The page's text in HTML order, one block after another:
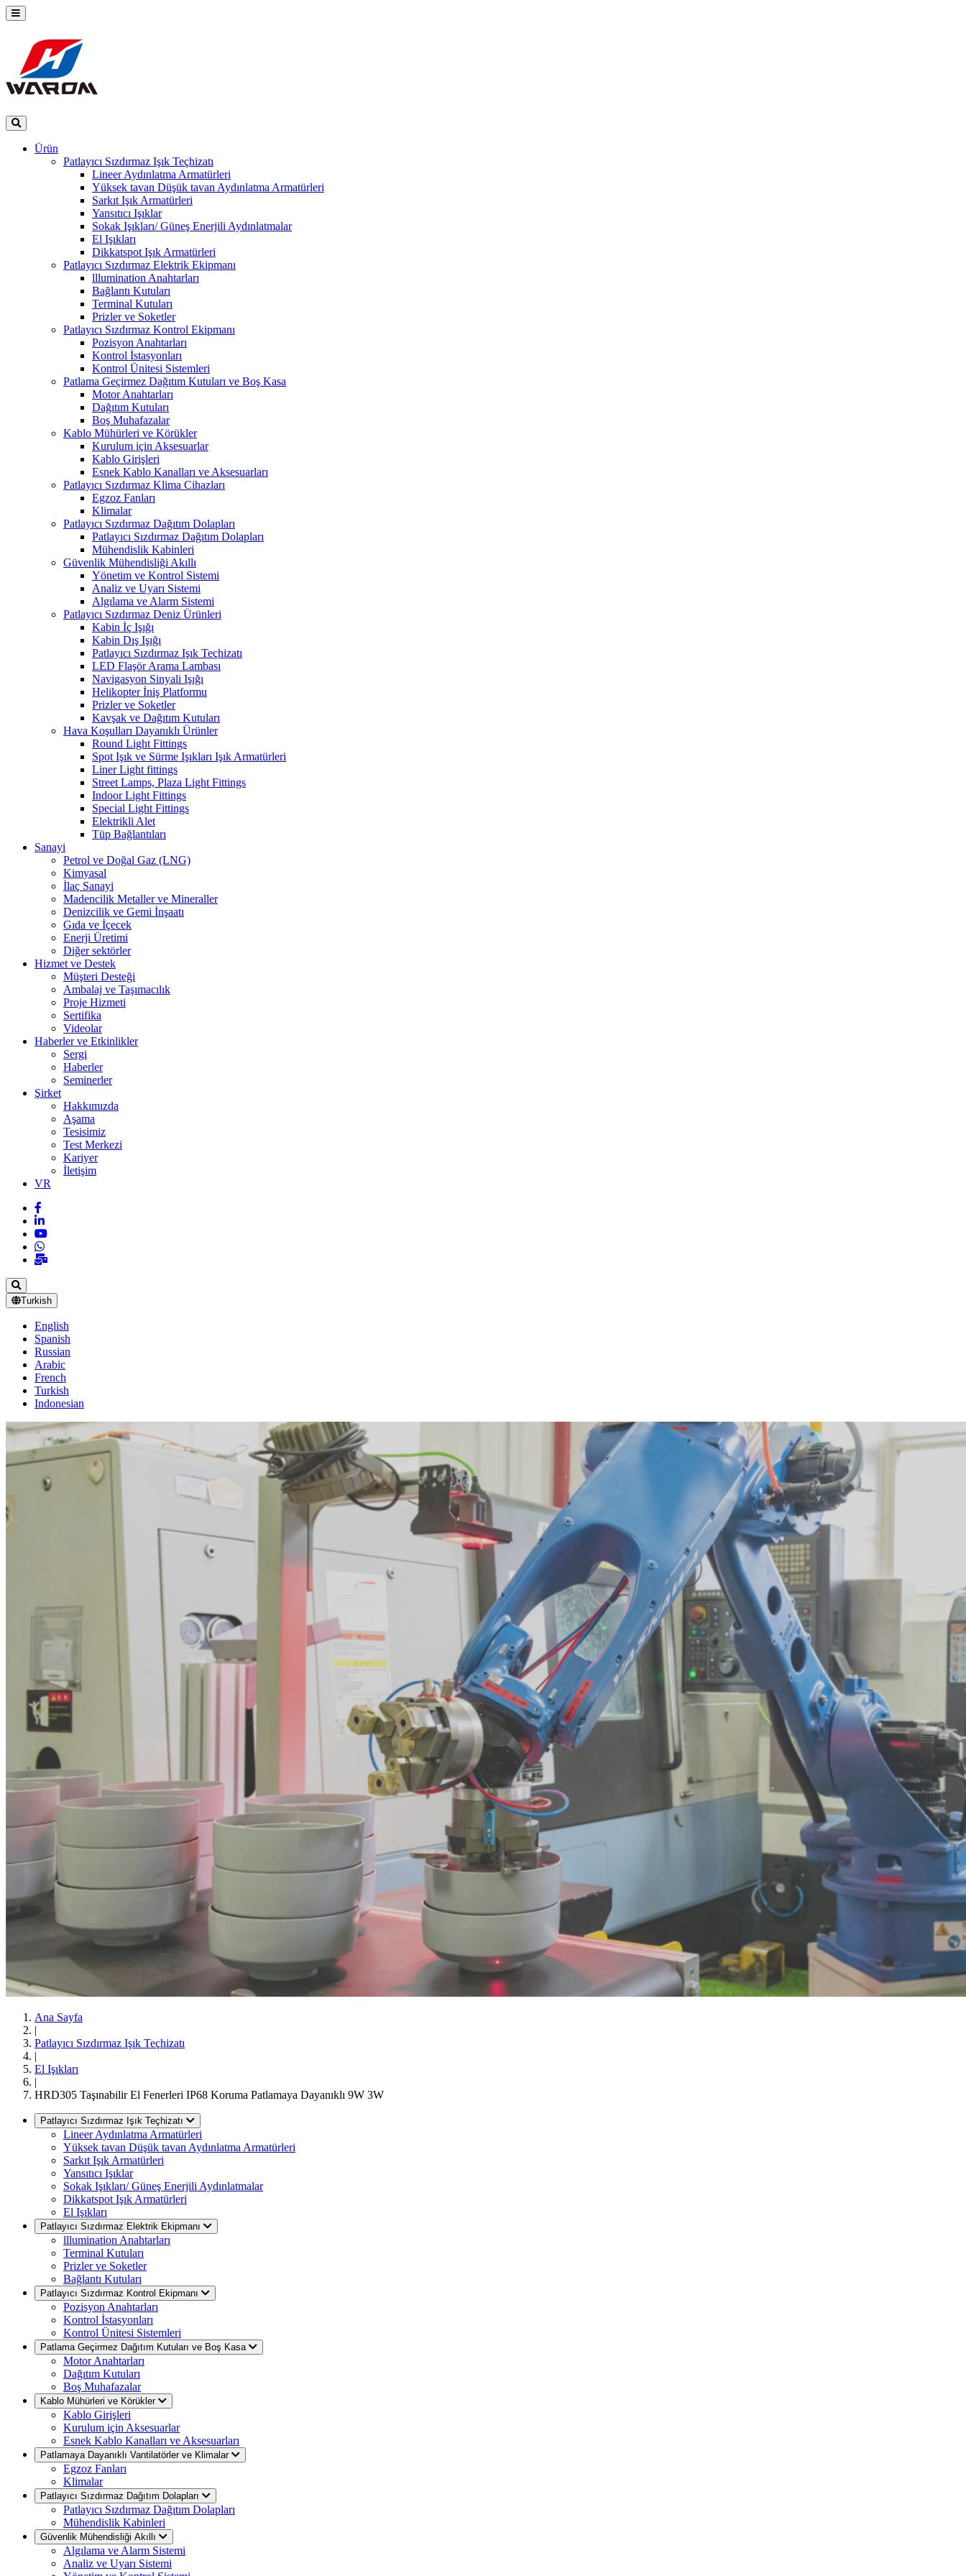
Ürün
Patlayıcı Sızdırmaz Işık Teçhizatı
Lineer Aydınlatma Armatürleri
Yüksek tavan Düşük tavan Aydınlatma Armatürleri
Sarkıt Işık Armatürleri
Yansıtıcı Işıklar
Sokak Işıkları/ Güneş Enerjili Aydınlatmalar
El Işıkları
Dikkatspot Işık Armatürleri
Patlayıcı Sızdırmaz Elektrik Ekipmanı
lllumination Anahtarları
Bağlantı Kutuları
Terminal Kutuları
Prizler ve Soketler
Patlayıcı Sızdırmaz Kontrol Ekipmanı
Pozisyon Anahtarları
Kontrol İstasyonları
Kontrol Ünitesi Sistemleri
Patlama Geçirmez Dağıtım Kutuları ve Boş Kasa
Motor Anahtarları
Dağıtım Kutuları
Boş Muhafazalar
Kablo Mühürleri ve Körükler
Kurulum için Aksesuarlar
Kablo Girişleri
Esnek Kablo Kanalları ve Aksesuarları
Patlayıcı Sızdırmaz Klima Cihazları
Egzoz Fanları
Klimalar
Patlayıcı Sızdırmaz Dağıtım Dolapları
Patlayıcı Sızdırmaz Dağıtım Dolapları
Mühendislik Kabinleri
Güvenlik Mühendisliği Akıllı
Yönetim ve Kontrol Sistemi
Analiz ve Uyarı Sistemi
Algılama ve Alarm Sistemi
Patlayıcı Sızdırmaz Deniz Ürünleri
Kabin İç Işığı
Kabin Dış Işığı
Patlayıcı Sızdırmaz Işık Teçhizatı
LED Flaşör Arama Lambası
Navigasyon Sinyali Işığı
Helikopter İniş Platformu
Prizler ve Soketler
Kavşak ve Dağıtım Kutuları
Hava Koşulları Dayanıklı Ürünler
Round Light Fittings
Spot Işık ve Sürme Işıkları Işık Armatürleri
Liner Light fittings
Street Lamps, Plaza Light Fittings
Indoor Light Fittings
Special Light Fittings
Elektrikli Alet
Tüp Bağlantıları
Sanayi
Petrol ve Doğal Gaz (LNG)
Kimyasal
İlaç Sanayi
Madencilik Metaller ve Mineraller
Denizcilik ve Gemi İnşaatı
Gıda ve İçecek
Enerji Üretimi
Diğer sektörler
Hizmet ve Destek
Müşteri Desteği
Ambalaj ve Taşımacılık
Proje Hizmeti
Sertifika
Videolar
Haberler ve Etkinlikler
Sergi
Haberler
Seminerler
Şirket
Hakkımızda
Aşama
Tesisimiz
Test Merkezi
Kariyer
İletişim
VR
Turkish
English
Spanish
Russian
Arabic
French
Turkish
Indonesian
Ana Sayfa
|
Patlayıcı Sızdırmaz Işık Teçhizatı
|
El Işıkları
|
HRD305 Taşınabilir El Fenerleri IP68 Koruma Patlamaya Dayanıklı 9W 3W
Patlayıcı Sızdırmaz Işık Teçhizatı
Lineer Aydınlatma Armatürleri
Yüksek tavan Düşük tavan Aydınlatma Armatürleri
Sarkıt Işık Armatürleri
Yansıtıcı Işıklar
Sokak Işıkları/ Güneş Enerjili Aydınlatmalar
Dikkatspot Işık Armatürleri
El Işıkları
Patlayıcı Sızdırmaz Elektrik Ekipmanı
lllumination Anahtarları
Terminal Kutuları
Prizler ve Soketler
Bağlantı Kutuları
Patlayıcı Sızdırmaz Kontrol Ekipmanı
Pozisyon Anahtarları
Kontrol İstasyonları
Kontrol Ünitesi Sistemleri
Patlama Geçirmez Dağıtım Kutuları ve Boş Kasa
Motor Anahtarları
Dağıtım Kutuları
Boş Muhafazalar
Kablo Mühürleri ve Körükler
Kablo Girişleri
Kurulum için Aksesuarlar
Esnek Kablo Kanalları ve Aksesuarları
Patlamaya Dayanıklı Vantilatörler ve Klimalar
Egzoz Fanları
Klimalar
Patlayıcı Sızdırmaz Dağıtım Dolapları
Patlayıcı Sızdırmaz Dağıtım Dolapları
Mühendislik Kabinleri
Güvenlik Mühendisliği Akıllı
Algılama ve Alarm Sistemi
Analiz ve Uyarı Sistemi